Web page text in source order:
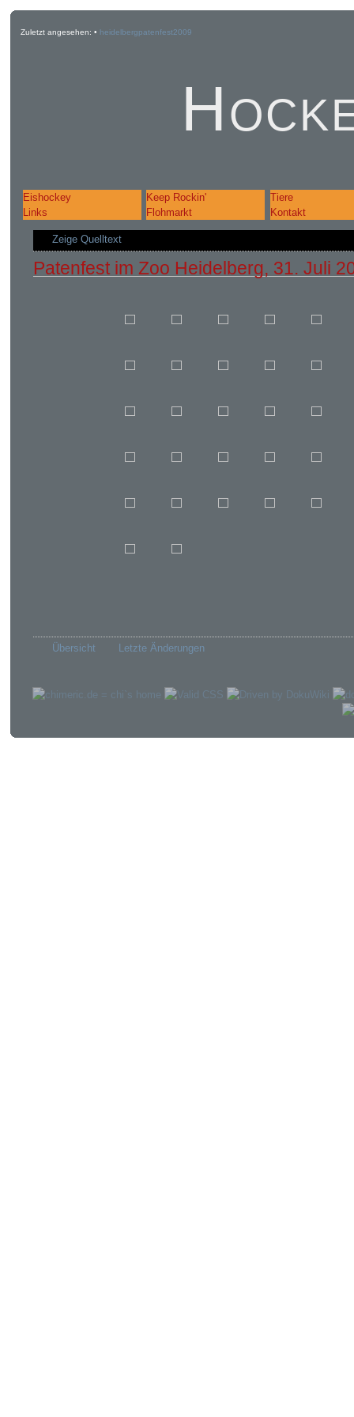
Zuletzt angesehen: • heidelbergpatenfest2009
Eishockey Keep Rockin'
Tiere
Links
Flohmarkt Kontakt
Zeige Quelltext
Patenfest im Zoo Heidelberg, 31. Juli
Übersicht Letzte Änderungen